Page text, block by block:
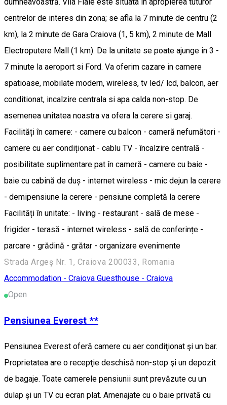
dumneavoastră. Vila Flale este situata in apropierea tuturor
centrelor de interes din zona; se afla la 7 minute de centru (2
km), la 2 minute de Gara Craiova (1, 5 km), 2 minute de Mall
Electroputere Mall (1 km). De la unitate se poate ajunge in 3 -
7 minute la aeroport si Ford. Va oferim cazare in camere
spatioase, mobilate modern, wireless, tv led/ lcd, balcon, aer
conditionat, incalzire centrala si apa calda non-stop. De
asemenea unitatea noastra va ofera la cerere si garaj.
Facilități în camere: - camere cu balcon - cameră nefumători -
camere cu aer condiționat - cablu TV - încalzire centrală -
posibilitate suplimentare pat în cameră - camere cu baie -
baie cu cabină de duș - internet wireless - mic dejun la cerere
- demipensiune la cerere - pensiune completă la cerere
Facilități în unitate: - living - restaurant - sală de mese -
frigider - terasă - internet wireless - sală de conferințe -
parcare - grădină - grătar - organizare evenimente
Strada Argeș Nr. 1, Craiova 200033, Romania
Accommodation - Craiova Guesthouse - Craiova
Open
Pensiunea Everest **
Pensiunea Everest oferă camere cu aer condiţionat şi un bar.
Proprietatea are o recepţie deschisă non-stop şi un depozit
de bagaje. Toate camerele pensiunii sunt prevăzute cu un
dulap şi un TV cu ecran plat. Amenajate cu o baie privată cu